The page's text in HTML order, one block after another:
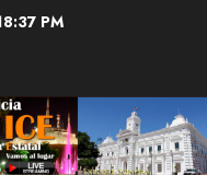
PM